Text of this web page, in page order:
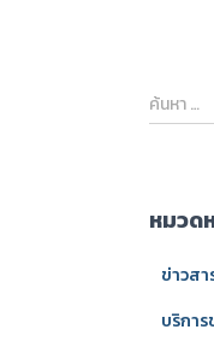
ค้
น
ห
ค้นหา …
หมวด
ข่าวส
บริการ